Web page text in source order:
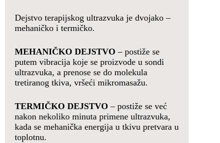
Dejstvo terapijskog ultrazvuka je dvojako –
mehaničko i termičko.
MEHANIČKO DEJSTVO – postiže se
putem vibracija koje se proizvode u sondi
ultrazvuka, a prenose se do molekula
tretiranog tkiva, vršeći mikromasažu.
TERMIČKO DEJSTVO – postiže se već
nakon nekoliko minuta primene ultrazvuka,
kada se mehanička energija u tkivu pretvara u
toplotnu.